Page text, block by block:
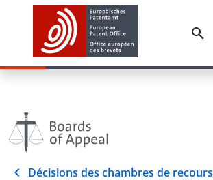
Décisions des chambres de recours